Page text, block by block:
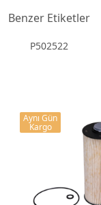
Benzer Etiketler
P502522
Aynı Gün
Kargo